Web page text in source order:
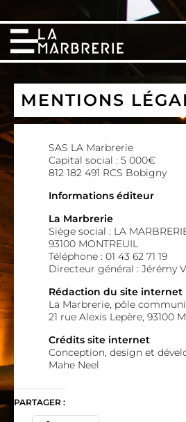
MENTIONS
SAS LA Marbrerie
Capital social : 5 000€
812 182 491 RCS Bobigny
Informations éditeur
La Marbrerie
Siège social : LA
93100 MONTREUIL
Téléphone : 01 43 62 71 19
Directeur général : Jérémy
Rédaction du site internet
La Marbrerie, pôle
21 rue Alexis Lepère, 93100
Crédits site internet
Conception, design et
Mahe Neel
PARTAGER :